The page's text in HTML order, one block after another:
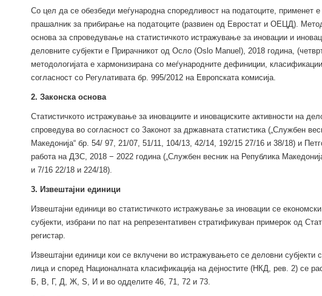
Со цел да се обезбеди меѓународна споредливост на податоците, применет е
прашалник за прибирање на податоците (развиен од Евростат и ОЕЦД).
основа за спроведување на статистичкото истражување за иновации и
деловните субјекти е Прирачникот од Осло (Oslo Manuel), 2018 година,
методологијата е хармонизирана со меѓународните дефиниции,
согласност со Регулативата бр. 995/2012 на Европската комисија.
2. Законска основа
Статистичкото истражување за иновациите и иновациските активности на
спроведува во согласност со Законот за државната статистика („Службен
Македонија“ бр. 54/ 97, 21/07, 51/11, 104/13, 42/14, 192/15 27/16 и 38/18) и
работа на ДЗС, 2018 − 2022 година („Службен весник на Република
и 7/16 22/18 и 224/18).
3. Извештајни единици
Извештајни единици во статистичкото истражување за иновации се
субјекти, избрани по пат на репрезентативен стратификуван примерок од
регистар.
Извештајни единици кои се вклучени во истражувањето се деловни субјекти
лица и според Националната класификација на дејностите (НКД, рев. 2) се
Б, В, Г, Д, Ж, Ѕ, И и во одделите 46, 71, 72 и 73.